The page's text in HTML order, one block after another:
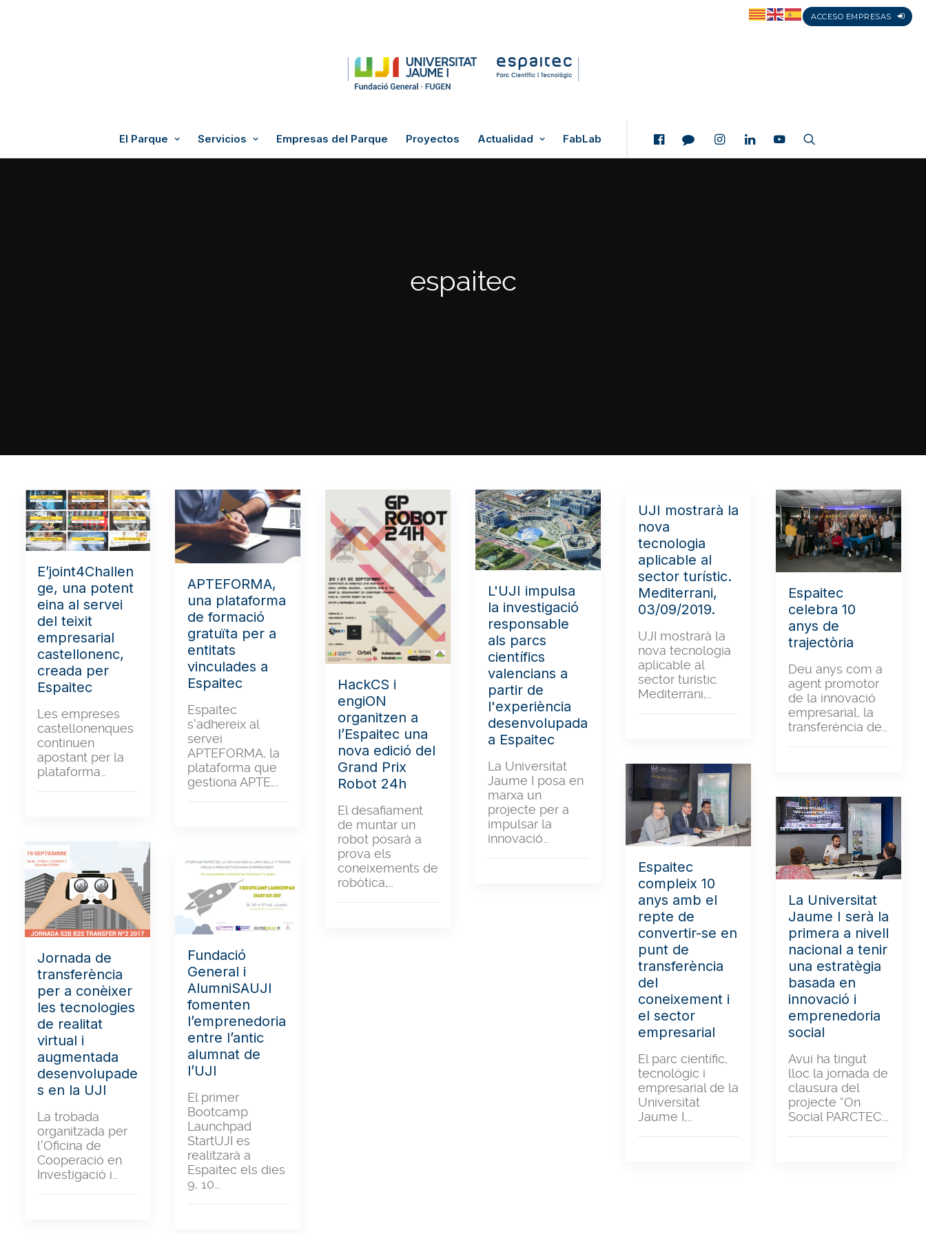
ACCESO EMPRESAS
El Parque Servicios Empresas del Parque Proyectos Actualidad FabLab
espaitec
E’joint4Challen
ge, una potent
eina al servei
del teixit
empresarial
castellonenc,
creada per
Espaitec
Les empreses
castellonenques
continuen
apostant per la
plataforma…
APTEFORMA,
una plataforma
de formació
gratuïta per a
entitats
vinculades a
Espaitec
Espaitec
s'adhereix al
servei
APTEFORMA, la
plataforma que
gestiona APTE,…
HackCS i
engiON
organitzen a
l’Espaitec una
nova edició del
Grand Prix
Robot 24h
El desafiament
de muntar un
robot posarà a
prova els
coneixements de
robòtica,…
L'UJI impulsa
la investigació
responsable
als parcs
científics
valencians a
partir de
l'experiència
desenvolupada
a Espaitec
La Universitat
Jaume I posa en
marxa un
projecte per a
impulsar la
innovació…
UJI mostrarà la
nova
tecnologia
aplicable al
sector turístic.
Mediterrani,
03/09/2019.
UJI mostrarà la
nova tecnologia
aplicable al
sector turístic.
Mediterrani,…
Espaitec
celebra 10
anys de
trajectòria
Deu anys com a
agent promotor
de la innovació
empresarial, la
transferència de…
Espaitec
compleix 10
anys amb el
repte de
convertir-se en
punt de
transferència
del
coneixement i
el sector
empresarial
El parc científic,
tecnològic i
empresarial de la
Universitat
Jaume I,…
La Universitat
Jaume I serà la
primera a nivell
nacional a tenir
una estratègia
basada en
innovació i
emprenedoria
social
Avui ha tingut
lloc la jornada de
clausura del
projecte “On
Social PARCTEC:…
Jornada de
transferència
per a conèixer
les tecnologies
de realitat
virtual i
augmentada
desenvolupade
s en la UJI
La trobada
organitzada per
l'Oficina de
Cooperació en
Investigació i…
Fundació
General i
AlumniSAUJI
fomenten
l’emprenedoria
entre l’antic
alumnat de
l’UJI
El primer
Bootcamp
Launchpad
StartUJI es
realitzarà a
Espaitec els dies
9, 10…